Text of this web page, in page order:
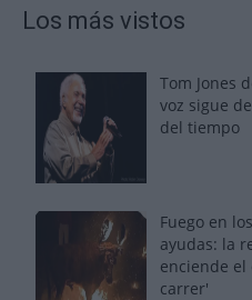
Los más vistos
Tom Jones
voz sigue
del tiempo
Fuego en
ayudas: la
enciende el
carrer'